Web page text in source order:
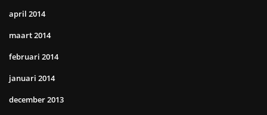
april 2014
maart 2014
februari 2014
januari 2014
december 2013